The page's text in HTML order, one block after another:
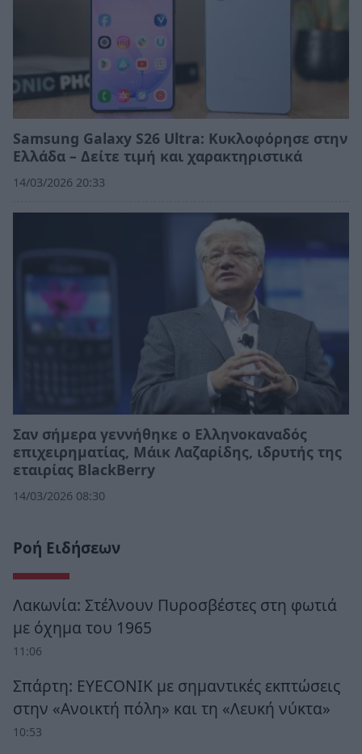
Samsung Galaxy S26 Ultra: Κυκλοφόρησε στην
Ελλάδα – Δείτε τιμή και χαρακτηριστικά
14/03/2026 20:33
Σαν σήμερα γεννήθηκε ο Ελληνοκαναδός
επιχειρηματίας, Μάικ Λαζαρίδης, ιδρυτής της
εταιρίας BlackBerry
14/03/2026 08:30
Ροή Ειδήσεων
Λακωνία: Στέλνουν Πυροσβέστες στη φωτιά
με όχημα του 1965
11:06
Σπάρτη: EYECONIK με σημαντικές εκπτώσεις
στην «Ανοικτή πόλη» και τη «Λευκή νύκτα»
10:53